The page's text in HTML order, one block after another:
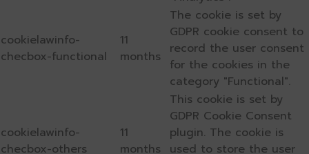
cookielawinfo-
checbox-functional
11
months
The cookie is set by
GDPR cookie consent to
record the user consent
for the cookies in the
category "Functional".
cookielawinfo-
checbox-others
11
months
This cookie is set by
GDPR Cookie Consent
plugin. The cookie is
used to store the user